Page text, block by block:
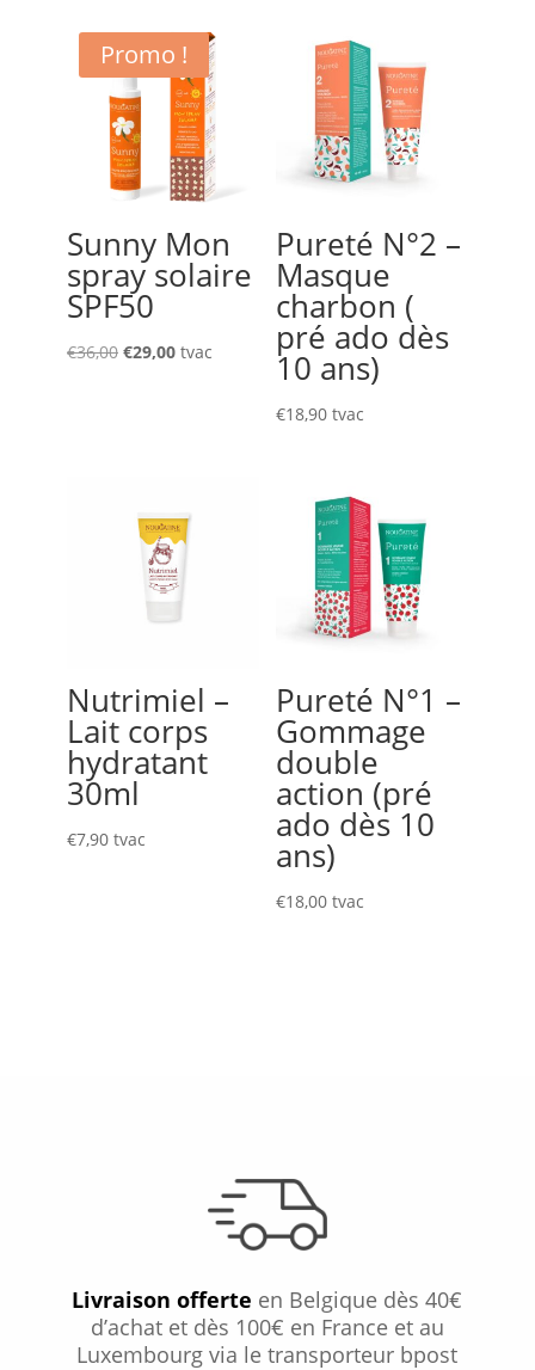
Promo !
Sunny Mon
spray solaire
SPF50
€36,00 Le
€29,00Le
tvac
Pureté N°2 –
Masque
charbon (
pré ado dès
10 ans)
€18,90 tvac
Nutrimiel –
Lait corps
hydratant
30ml
€7,90 tvac
Pureté N°1 –
Gommage
double
action (pré
ado dès 10
ans)
€18,00 tvac
Livraison offerte en Belgique dès 40€
d’achat et dès 100€ en France et au
Luxembourg via le transporteur bpost